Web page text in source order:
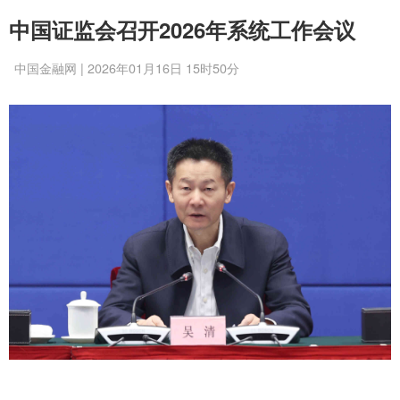
中国证监会召开2026年系统工作会议
中国金融网 | 2026年01月16日 15时50分